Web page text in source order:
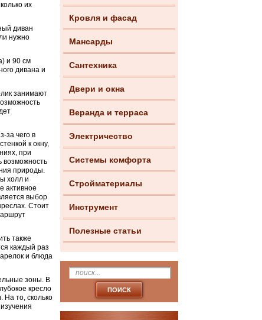
Кровля и фасад
Мансарды
Сантехника
Двери и окна
Веранда и терраса
Электричество
Системы комфорта
Стройматериалы
Инструмент
Полезные статьи
их
диван
нужно
и 90 см
дивана и
занимают
за чего в
к окну,
при
возможность
природы.
холл и
активное
выбор
Стоит
также
каждый раз
и блюда
зоны. В
кресло
На то, сколько